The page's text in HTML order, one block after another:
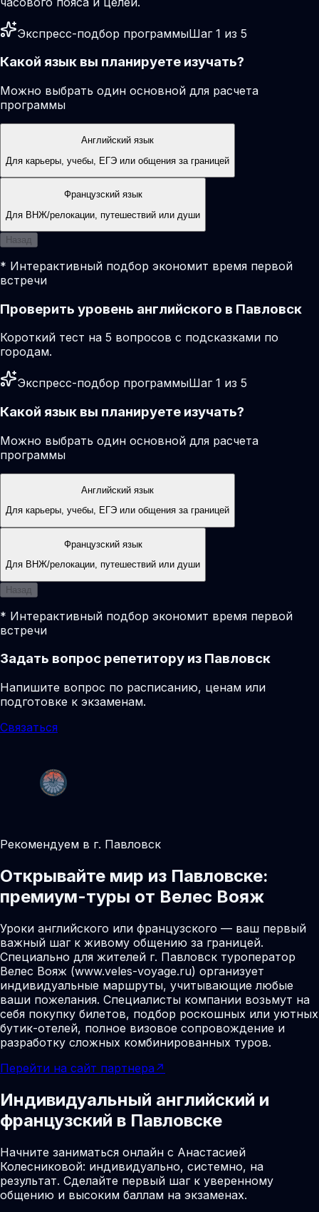
Экспресс-подбор программыШаг 1 из 5
Какой язык вы планируете изучать?
Можно выбрать один основной для расчета
программы
Английский язык
Для карьеры, учебы, ЕГЭ или общения за границей
Французский язык
Для ВНЖ/релокации, путешествий или души
Назад
* Интерактивный подбор экономит время первой
встречи
Проверить уровень английского в Павловск
Короткий тест на 5 вопросов с подсказками по
городам.
Экспресс-подбор программыШаг 1 из 5
Какой язык вы планируете изучать?
Можно выбрать один основной для расчета
программы
Английский язык
Для карьеры, учебы, ЕГЭ или общения за границей
Французский язык
Для ВНЖ/релокации, путешествий или души
Назад
* Интерактивный подбор экономит время первой
встречи
Задать вопрос репетитору из Павловск
Напишите вопрос по расписанию, ценам или
подготовке к экзаменам.
Связаться
Рекомендуем в г. Павловск
Открывайте мир из Павловске:
премиум-туры от Велес Вояж
Уроки английского или французского — ваш первый
важный шаг к живому общению за границей.
Специально для жителей г. Павловск туроператор
Велес Вояж (www.veles-voyage.ru) организует
индивидуальные маршруты, учитывающие любые
ваши пожелания. Специалисты компании возьмут на
себя покупку билетов, подбор роскошных или уютных
бутик-отелей, полное визовое сопровождение и
разработку сложных комбинированных туров.
Перейти на сайт партнера ↗
Индивидуальный английский и
французский в Павловске
Начните заниматься онлайн с Анастасией
Колесниковой: индивидуально, системно, на
результат. Сделайте первый шаг к уверенному
общению и высоким баллам на экзаменах.